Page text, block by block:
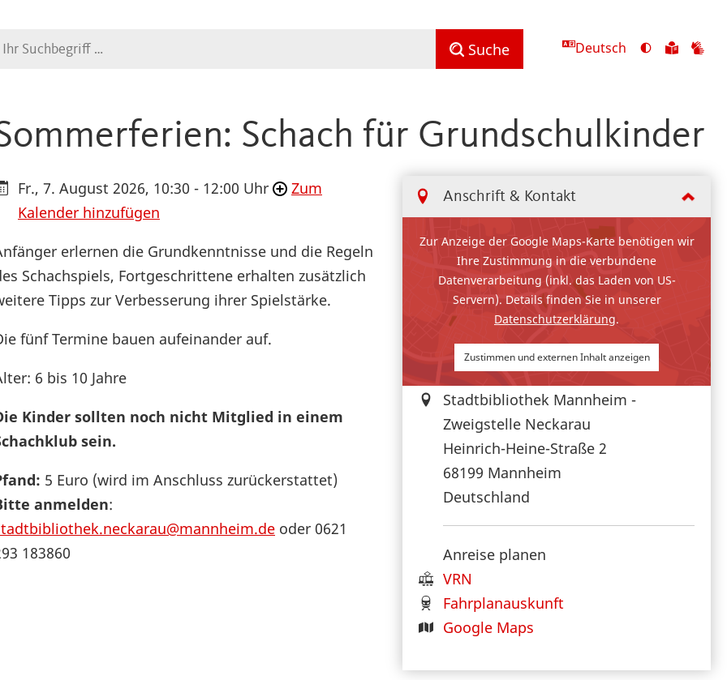
Suche Deutsch
Ansicht
umschalten
Zu
leichter
Schach für Grundschulkinder
Anschrift & Kontakt
Zur Anzeige der Google Maps-Karte benötigen wir
Ihre Zustimmung in die verbundene
Datenverarbeitung (inkl. das Laden von US-
Servern). Details finden Sie in unserer
Datenschutzerklärung.
Zustimmen und externen Inhalt anzeigen
Stadtbibliothek Mannheim -
Zweigstelle Neckarau
Heinrich-Heine-Straße 2
68199 Mannheim
Deutschland
Anreise planen
VRN
Fahrplanauskunft
Google Maps
Fr., 7. August 2026, 10:30 - 12:00 Uhr
Zum
Kalender hinzufügen
erlernen die Grundkenntnisse und die Regeln
Schachspiels, Fortgeschrittene erhalten zusätzlich
Tipps zur Verbesserung ihrer Spielstärke.
fünf Termine bauen aufeinander auf.
6 bis 10 Jahre
Kinder sollten noch nicht Mitglied in einem
sein.
5 Euro (wird im Anschluss zurückerstattet)
itte anmelden:
oder 0621
183860